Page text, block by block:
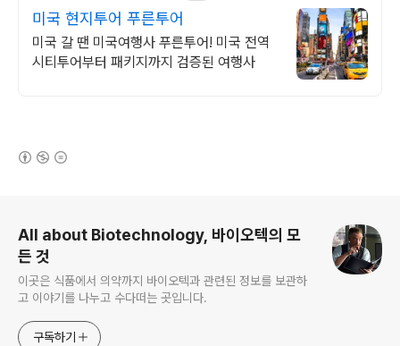
미국 현지투어 푸른투어
미국 갈 땐 미국여행사 푸른투어! 미국 전역
시티투어부터 패키지까지 검증된 여행사
All about Biotechnology, 바이오텍의 모
든 것
이곳은 식품에서 의약까지 바이오텍과 관련된 정보를 보관하
고 이야기를 나누고 수다떠는 곳입니다.
구독하기